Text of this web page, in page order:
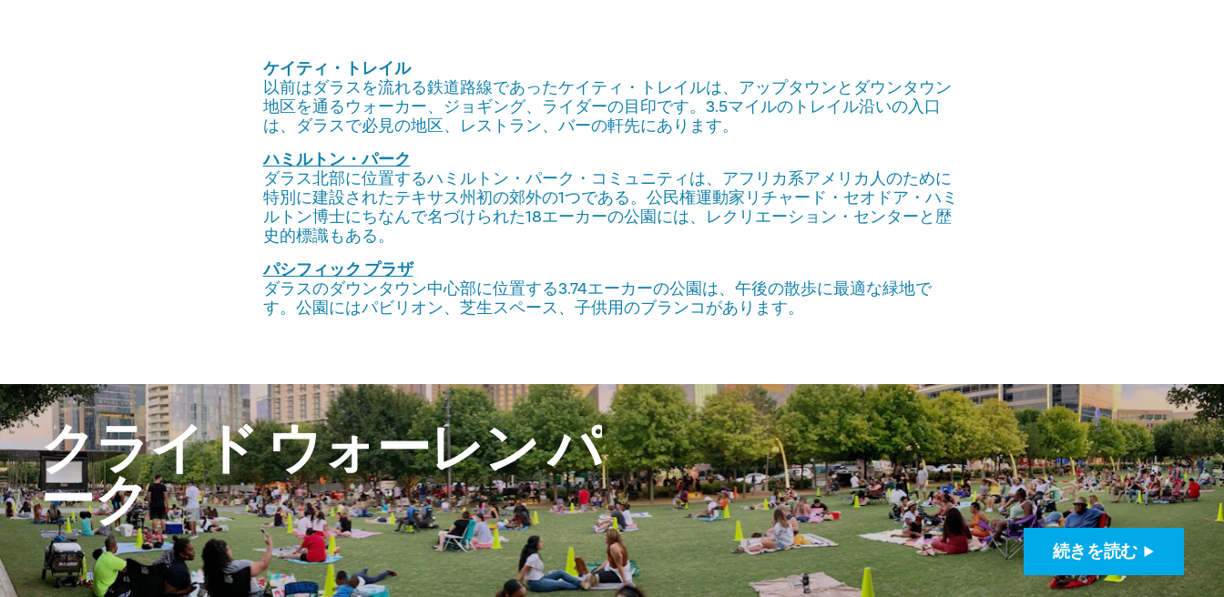
ケイティ・トレイル
以前はダラスを流れる鉄道路線であったケイティ・トレイルは、アップタウンとダウンタウン
地区を通るウォーカー、ジョギング、ライダーの目印です。3.5マイルのトレイル沿いの入口
は、ダラスで必見の地区、レストラン、バーの軒先にあります。
ハミルトン・パーク
ダラス北部に位置するハミルトン・パーク・コミュニティは、アフリカ系アメリカ人のために
特別に建設されたテキサス州初の郊外の1つである。公民権運動家リチャード・セオドア・ハミ
ルトン博士にちなんで名づけられた18エーカーの公園には、レクリエーション・センターと歴
史的標識もある。
パシフィック プラザ
ダラスのダウンタウン中心部に位置する3.74エーカーの公園は、午後の散歩に最適な緑地で
す。公園にはパビリオン、芝生スペース、子供用のブランコがあります。
クライドウォーレンパ
ーク
続きを読む